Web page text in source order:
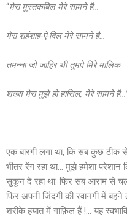
“मेरा मुस्तकबिल मेरे सामने है…
मेरा शहंशाह-ऐ-दिल मेरे सामने है…
तमन्ना जो जाहिर थी तुमपे मिरे मालिक
शख्स मेरा मुझे हो हासिल, मेरे सामने है…
एक बारगी लगा था, कि सब कुछ
भीतर रेंग रहा था… मुझे हमेशा परेशान
सुकून दे रहा था. फिर सब आराम से
फिर अपनी जिंदगी की रवानगी में
शरीके हयात में गाफ़िल हैं !… यह